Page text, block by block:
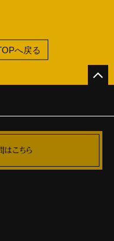
へ戻る
はこちら